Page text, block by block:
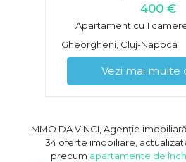
400 €
Apartament cu 1
Gheorgheni, Cluj-Napoca
Vezi mai multe
IMMO DA VINCI, Agenție
34 oferte imobiliare,
precum apartamente de